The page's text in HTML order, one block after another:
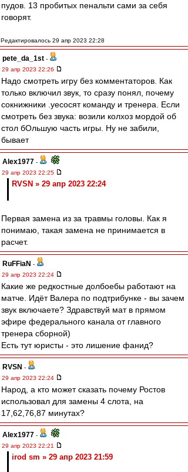
пудов. 13 пробитых пенальти сами за себя
говорят.
Редактировалось 29 апр 2023 22:28
pete_da_1st -
29 апр 2023 22:26
Надо смотреть игру без комментаторов. Как
только включил звук, то сразу понял, почему
сокнижники .уесосят команду и тренера. Если
смотреть без звука: возили колхоз мордой об
стол бОльшую часть игры. Ну не забили,
бывает
Alex1977 -
29 апр 2023 22:25
RVSN » 29 апр 2023 22:24
Первая замена из за травмы головы. Как я
понимаю, такая замена не принимается в
расчет.
RuFFiaN -
29 апр 2023 22:24
Какие же редкостные долбоебы работают на
матче. Идёт Валера по подтрибунке - вы зачем
звук включаете? Здравствуй мат в прямом
эфире федерального канала от главного
тренера сборной)
Есть тут юристы - это лишение фанид?
RVSN -
29 апр 2023 22:24
Народ, а кто может сказать почему Ростов
использовал для замены 4 слота, на
17,62,76,87 минутах?
Alex1977 -
29 апр 2023 22:21
irod sm » 29 апр 2023 21:59